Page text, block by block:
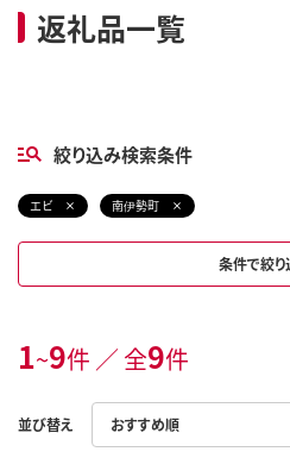
返礼品一覧
絞り込み検索条件
エビ 南伊勢町
条件で絞
1~9件 ／ 全9件
並び替え